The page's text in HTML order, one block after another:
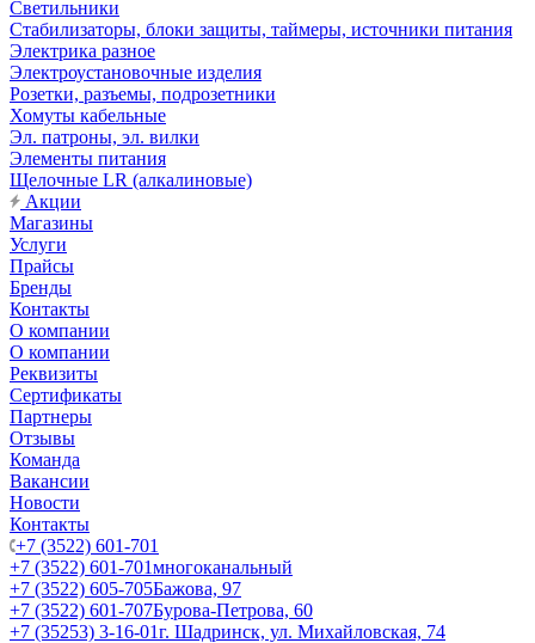
Светильники
Стабилизаторы, блоки защиты, таймеры, источники питания
Электрика разное
Электроустановочные изделия
Розетки, разъемы, подрозетники
Хомуты кабельные
Эл. патроны, эл. вилки
Элементы питания
Щелочные LR (алкалиновые)
Акции
Магазины
Услуги
Прайсы
Бренды
Контакты
О компании
О компании
Реквизиты
Сертификаты
Партнеры
Отзывы
Команда
Вакансии
Новости
Контакты
+7 (3522) 601-701
+7 (3522) 601-701многоканальный
+7 (3522) 605-705Бажова, 97
+7 (3522) 601-707Бурова-Петрова, 60
+7 (35253) 3-16-01г. Шадринск, ул. Михайловская, 74